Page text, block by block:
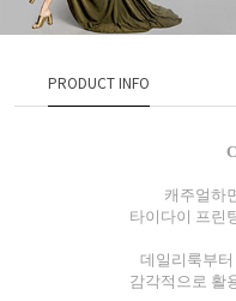
PRODUCT INFO
캐주얼하
타이다이 프린
데일리룩부터
감각적으로 활